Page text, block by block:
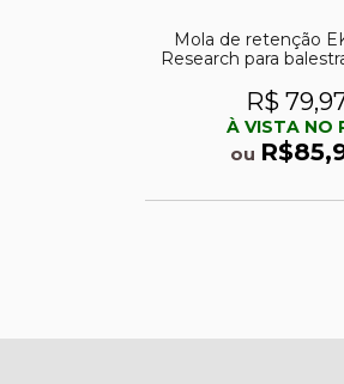
Mola de retenção
Research para
R$
À VISTA NO
ou